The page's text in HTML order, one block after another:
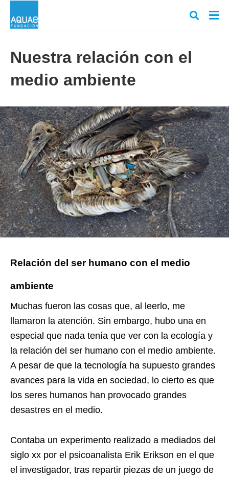
y
en
Nuestra relación con el
medio ambiente
Relación del ser humano con el medio
ambiente
Muchas fueron las cosas que, al leerlo, me
llamaron la atención. Sin embargo, hubo una en
especial que nada tenía que ver con la ecología y
la relación del ser humano con el medio ambiente.
A pesar de que la tecnología ha supuesto grandes
avances para la vida en sociedad, lo cierto es que
los seres humanos han provocado grandes
desastres en el medio.
Contaba un experimento realizado a mediados del
siglo xx por el psicoanalista Erik Erikson en el que
el investigador, tras repartir piezas de un juego de